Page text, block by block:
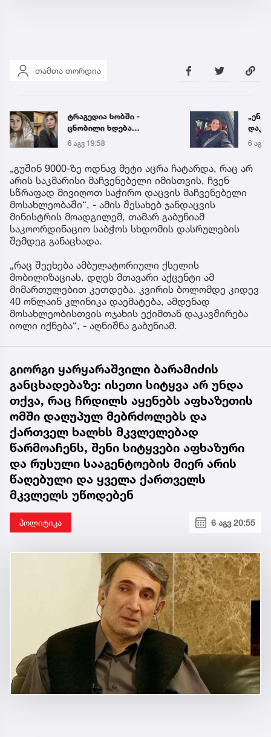
თამთა თორდია
„ენგურთან
დაკავშირებით მინდა
ვთქვა...“ - გოგა მანიას
უახლესი
წინასწარმეტყველება
6 აგვ 19:34 6 აგვ
„გუშინ 9000-ზე ოდნავ მეტი აცრა ჩატარდა, რაც არ
არის საკმარისი მაჩვენებელი იმისთვის, ჩვენ
სწრაფად მივიღოთ საჭირო დაცვის მაჩვენებელი
მოსახლეობაში“, - ამის შესახებ ჯანდაცვის
მინისტრის მოადგილემ, თამარ გაბუნიამ
საკოორდინაციო საბჭოს სხდომის დასრულების
შემდეგ განაცხადა.
„რაც შეეხება ამბულატორიული ქსელის
მობილიზაციას, დღეს მთავარი აქცენტი ამ
მიმართულებით კეთდება. კვირის ბოლომდე კიდევ
40 ონლაინ კლინიკა დაემატება, ამდენად
მოსახლეობისთვის ოჯახის ექიმთან დაკავშირება
იოლი იქნება“, - აღნიშნა გაბუნიამ.
გიორგი ყარყარაშვილი ბარამიძის
განცხადებაზე: ისეთი სიტყვა არ უნდა
თქვა, რაც ჩრდილს აყენებს აფხაზეთის
ომში დაღუპულ მებრძოლებს და
ქართველ ხალხს მკვლელებად
წარმოაჩენს, შენი სიტყვები აფხაზური
და რუსული სააგენტოების მიერ არის
წაღებული და ყველა ქართველს
მკვლელს უწოდებენ
პოლიტიკა 6 აგვ 20:55